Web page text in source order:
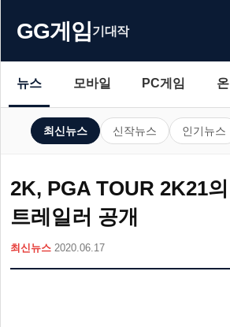
GG게임기대작
뉴스 모바일 PC게임
최신뉴스 신작뉴스 인기뉴스
2K, PGA TOUR 2K21
트레일러 공개
최신뉴스 2020.06.17